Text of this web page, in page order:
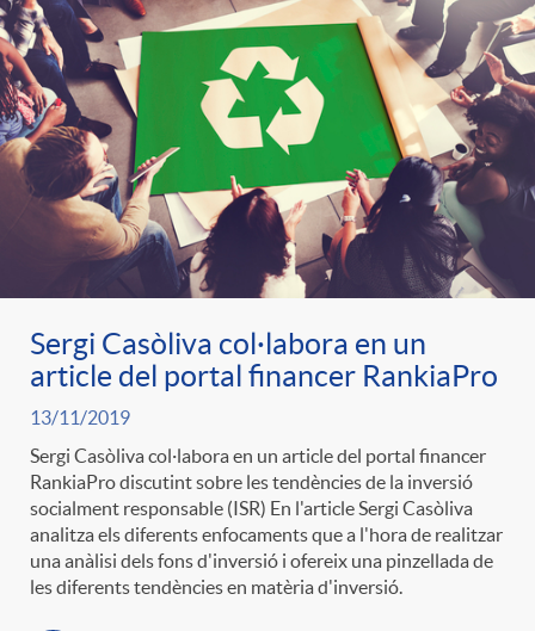
Sergi Casòliva col·labora en un
article del portal financer RankiaPro
13/11/2019
Sergi Casòliva col·labora en un article del portal financer
RankiaPro discutint sobre les tendències de la inversió
socialment responsable (ISR) En l'article Sergi Casòliva
analitza els diferents enfocaments que a l'hora de realitzar
una anàlisi dels fons d'inversió i ofereix una pinzellada de
les diferents tendències en matèria d'inversió.